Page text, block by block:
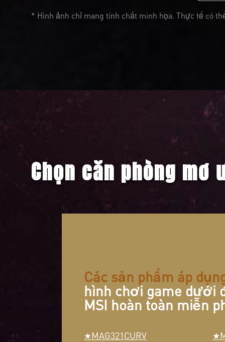
* Hình ảnh chỉ mang tính chất minh họa. Thực tế có
Chọn căn phòng mơ
Các sản phẩm áp
hình chơi game dưới
MSI hoàn toàn miễn
MAG321CURV